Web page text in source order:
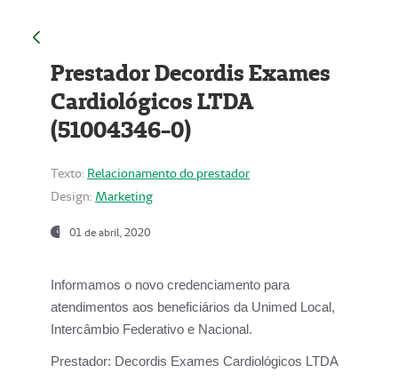
Prestador Decordis Exames
Cardiológicos LTDA
(51004346-0)
Texto: Relacionamento do prestador
Design: Marketing
01 de abril, 2020
Informamos o novo credenciamento para
atendimentos aos beneficiários da Unimed Local,
Intercâmbio Federativo e Nacional.
Prestador: Decordis Exames Cardiológicos LTDA